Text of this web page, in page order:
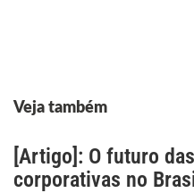
Veja também
[Artigo]: O futuro
corporativas no